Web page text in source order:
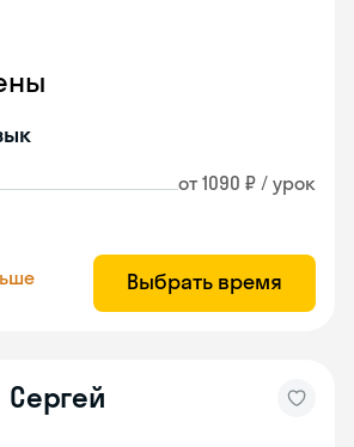
от 1090 ₽ / урок
Выбрать время
Сергей